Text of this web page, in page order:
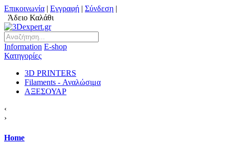
Επικοινωνία | Εγγραφή | Σύνδεση |
Άδειο Καλάθι
Information Ε-shop
Κατηγορίες
3D PRINTERS
Filaments - Αναλώσιμα
ΑΞΕΣΟΥΑΡ
‹
›
Home